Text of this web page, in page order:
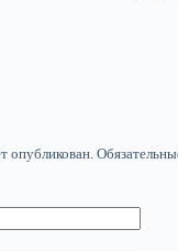
опубликован.